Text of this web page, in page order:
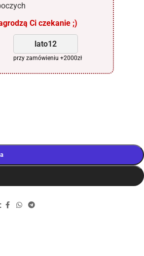
Ci czekanie ;)
lato12
przy zamówieniu +2000zł